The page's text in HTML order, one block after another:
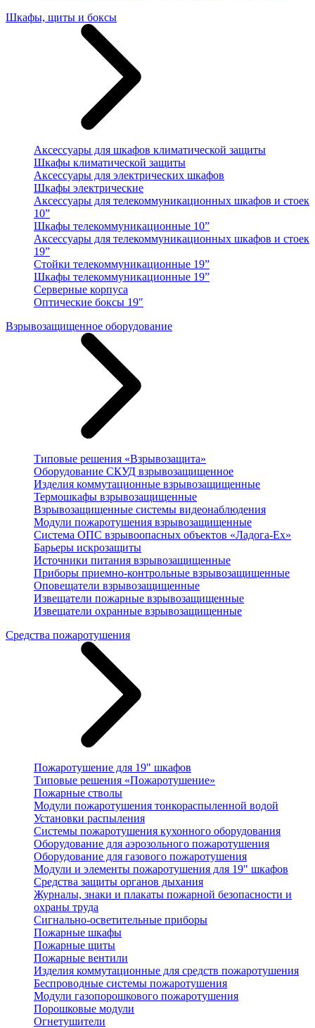
Шкафы, щиты и боксы
Аксессуары для шкафов климатической защиты
Шкафы климатической защиты
Аксессуары для электрических шкафов
Шкафы электрические
Аксессуары для телекоммуникационных шкафов и стоек
10”
Шкафы телекоммуникационные 10”
Аксессуары для телекоммуникационных шкафов и стоек
19”
Стойки телекоммуникационные 19”
Шкафы телекоммуникационные 19”
Серверные корпуса
Оптические боксы 19"
Взрывозащищенное оборудование
Типовые решения «Взрывозащита»
Оборудование СКУД взрывозащищенное
Изделия коммутационные взрывозащищенные
Термошкафы взрывозащищенные
Взрывозащищенные системы видеонаблюдения
Модули пожаротушения взрывозащищенные
Система ОПС взрывоопасных объектов «Ладога-Ex»
Барьеры искрозащиты
Источники питания взрывозащищенные
Приборы приемно-контрольные взрывозащищенные
Оповещатели взрывозащищенные
Извещатели пожарные взрывозащищенные
Извещатели охранные взрывозащищенные
Средства пожаротушения
Пожаротушение для 19" шкафов
Типовые решения «Пожаротушение»
Пожарные стволы
Модули пожаротушения тонкораспыленной водой
Установки распыления
Системы пожаротушения кухонного оборудования
Оборудование для аэрозольного пожаротушения
Оборудование для газового пожаротушения
Модули и элементы пожаротушения для 19" шкафов
Средства защиты органов дыхания
Журналы, знаки и плакаты пожарной безопасности и
охраны труда
Сигнально-осветительные приборы
Пожарные шкафы
Пожарные щиты
Пожарные вентили
Изделия коммутационные для средств пожаротушения
Беспроводные системы пожаротушения
Модули газопорошкового пожаротушения
Порошковые модули
Огнетушители